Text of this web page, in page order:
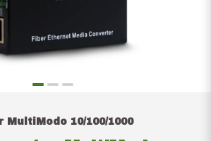
MultiModo 10/100/1000